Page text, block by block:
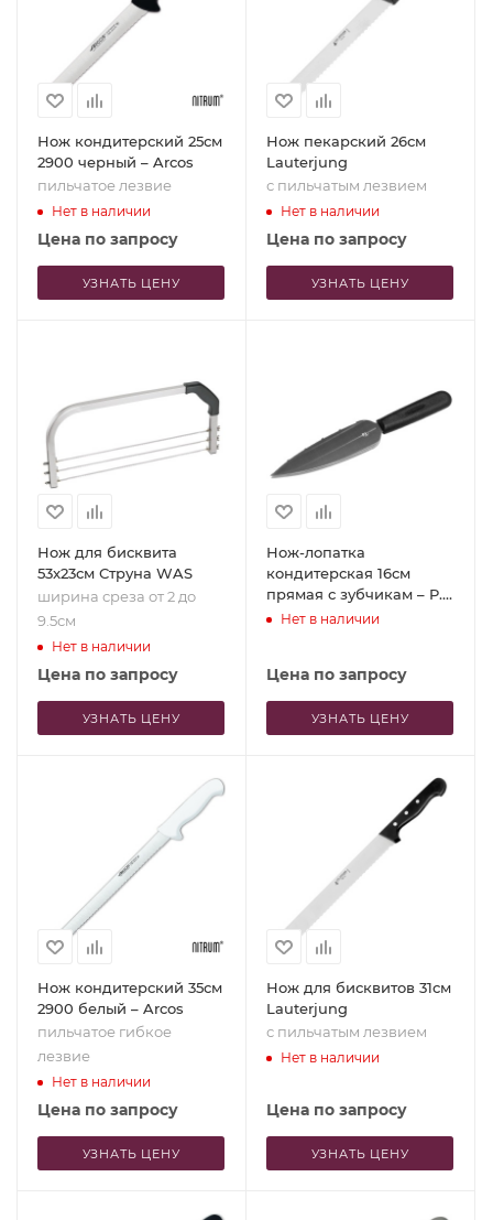
Нож кондитерский 25см
2900 черный – Arcos
пильчатое лезвие
Нет в наличии
Цена по запросу
УЗНАТЬ ЦЕНУ
Нож пекарский 26см
Lauterjung
с пильчатым лезвием
Нет в наличии
Цена по запросу
УЗНАТЬ ЦЕНУ
Нож для бисквита
53x23см Струна WAS
ширина среза от 2 до
9.5см
Нет в наличии
Цена по запросу
УЗНАТЬ ЦЕНУ
Нож-лопатка
кондитерская 16см
прямая с зубчикам – P.L.
Proff Cuisine
Нет в наличии
Цена по запросу
УЗНАТЬ ЦЕНУ
Нож кондитерский 35см
2900 белый – Arcos
пильчатое гибкое
лезвие
Нет в наличии
Цена по запросу
УЗНАТЬ ЦЕНУ
Нож для бисквитов 31см
Lauterjung
с пильчатым лезвием
Нет в наличии
Цена по запросу
УЗНАТЬ ЦЕНУ